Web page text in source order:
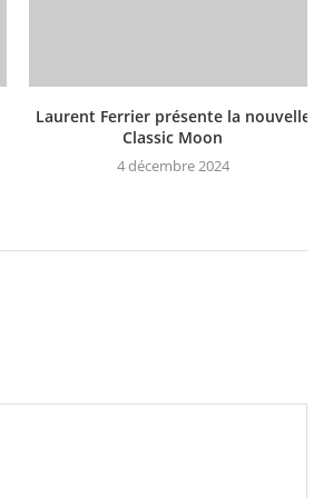
Laurent Ferrier présente la nouvelle
Classic Moon
4 décembre 2024